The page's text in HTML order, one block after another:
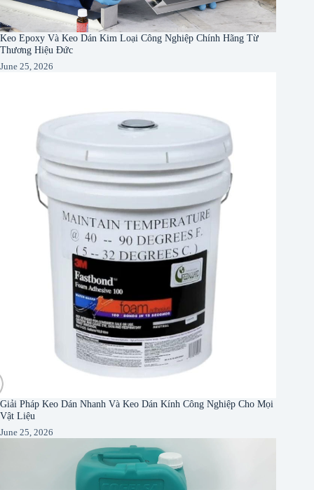
Keo Epoxy Và Keo Dán Kim Loại Công Nghiệp Chính Hãng Từ
Thương Hiệu Đức
June 25, 2026
Giải Pháp Keo Dán Nhanh Và Keo Dán Kính Công Nghiệp Cho Mọi
Vật Liệu
June 25, 2026